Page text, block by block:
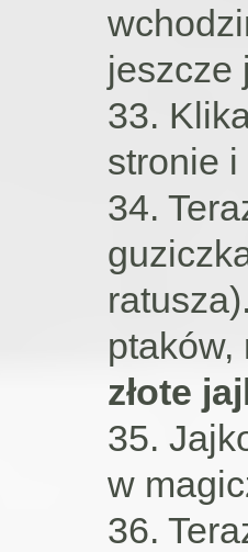
jeszcze
33.
stronie
34.
ptaków,
złote
35.
w
36.